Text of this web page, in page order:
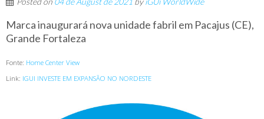
Marca inaugurará nova unidade fabril em Pacajus (CE),
Grande Fortaleza
Fonte: Home Center View
Link: IGUI INVESTE EM EXPANSÃO NO NORDESTE